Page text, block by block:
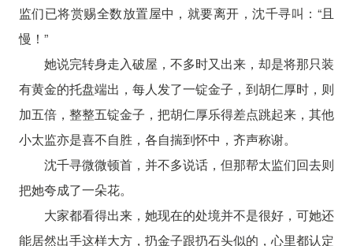
监们已将赏赐全数放置屋中，就要离开，沈千寻叫：“且
慢！”
她说完转身走入破屋，不多时又出来，却是将那只装
有黄金的托盘端出，每人发了一锭金子，到胡仁厚时，则
加五倍，整整五锭金子，把胡仁厚乐得差点跳起来，其他
小太监亦是喜不自胜，各自揣到怀中，齐声称谢。
沈千寻微微顿首，并不多说话，但那帮太监们回去则
把她夸成了一朵花。
大家都看得出来，她现在的处境并不是很好，可她还
能居然出手这样大方，扔金子跟扔石头似的，心里都认定